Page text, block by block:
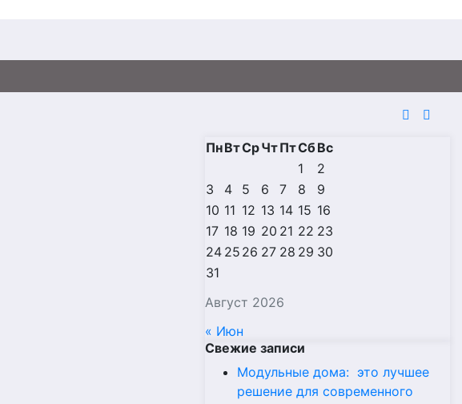
Август 2026
ПнВтСрЧтПтСбВс
1
2
3
4 5 6 7 8
9
10 11 12 13 14 15 16
17 18 19 20 21 22 23
24 25 26 27 28 29 30
31
« Июн
Свежие записи
Модульные дома: это лучшее
решение для современного